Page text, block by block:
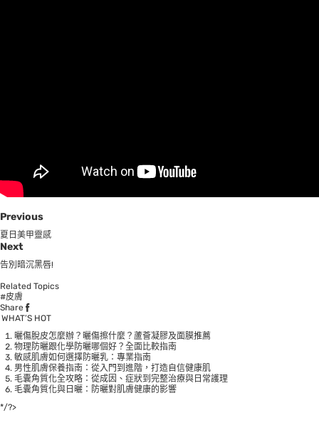
Previous
夏日美甲靈感
Next
告別暗沉黑唇!
Related Topics
#皮膚
Share
WHAT’S HOT
曬傷脫皮怎麼辦？曬傷擦什麼？蘆薈凝膠及面膜推薦
物理防曬跟化學防曬哪個好？全面比較指南
敏感肌膚如何選擇防曬乳：專業指南
男性肌膚保養指南：從入門到進階，打造自信健康肌
毛囊角質化全攻略：從成因、症狀到完整治療與日常護理
毛囊角質化與日曬：防曬對肌膚健康的影響
*/?>